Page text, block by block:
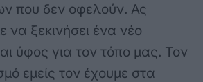
που δεν οφελούν. Ας
ξεκινήσει ένα νέο
ύφος για τον τόπο μας. Τον
εμείς τον έχουμε στα